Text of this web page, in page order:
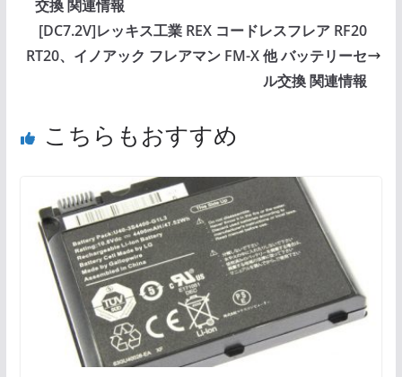
交換 関連情報
[DC7.2V]レッキス工業 REX コードレスフレア RF20
RT20、イノアック フレアマン FM-X 他 バッテリーセ
ル交換 関連情報
こちらもおすすめ